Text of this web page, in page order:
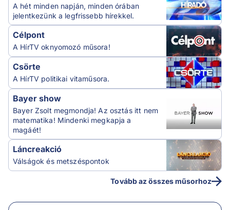
A hét minden napján, minden órában
jelentkezünk a legfrissebb hírekkel.
Célpont
A HírTV oknyomozó műsora!
Csörte
A HírTV politikai vitaműsora.
Bayer show
Bayer Zsolt megmondja! Az osztás itt nem
matematika! Mindenki megkapja a
magáét!
Láncreakció
Válságok és metszéspontok
Tovább az összes műsorhoz